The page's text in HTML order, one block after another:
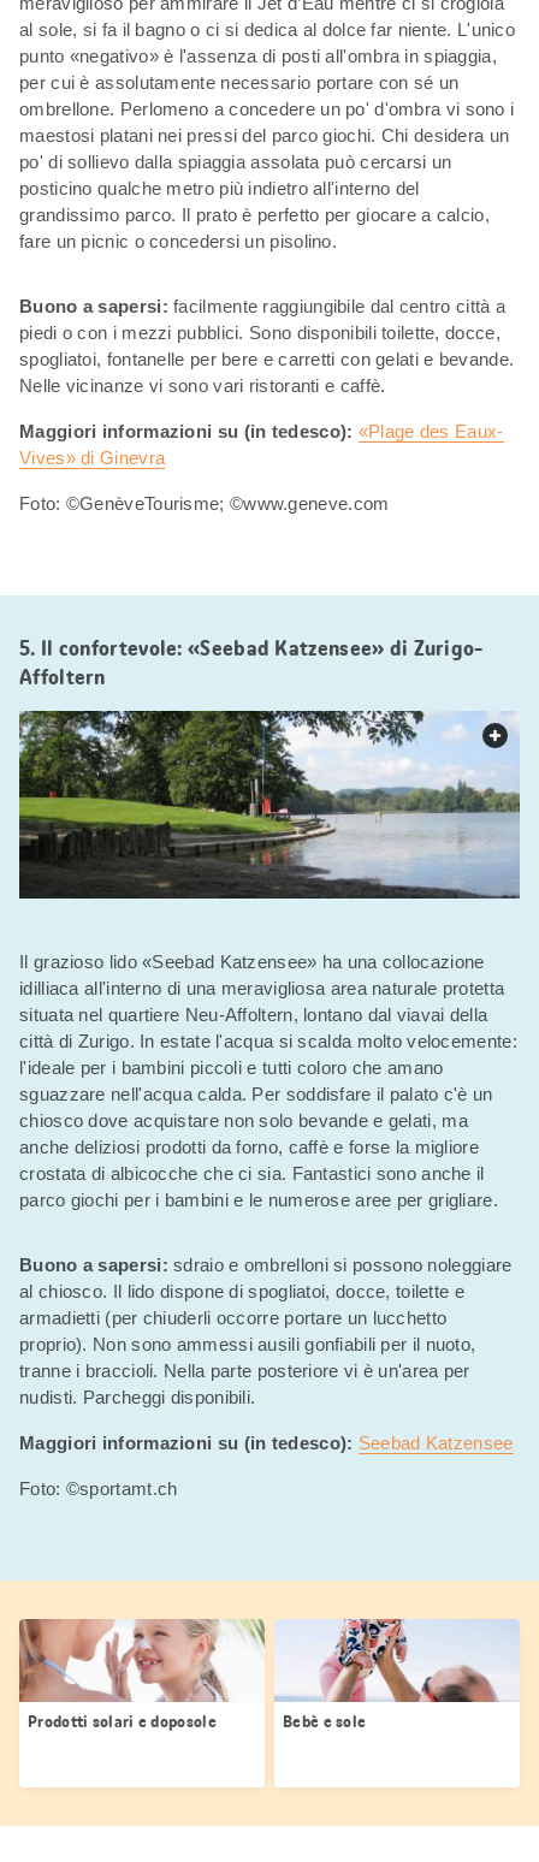
al sole, si fa il bagno o ci si dedica al dolce far niente. L'unico
punto «negativo» è l'assenza di posti all'ombra in spiaggia,
per cui è assolutamente necessario portare con sé un
ombrellone. Perlomeno a concedere un po' d'ombra vi sono i
maestosi platani nei pressi del parco giochi. Chi desidera un
po' di sollievo dalla spiaggia assolata può cercarsi un
posticino qualche metro più indietro all'interno del
grandissimo parco. Il prato è perfetto per giocare a calcio,
fare un picnic o concedersi un pisolino.
Buono a sapersi: facilmente raggiungibile dal centro città a
piedi o con i mezzi pubblici. Sono disponibili toilette, docce,
spogliatoi, fontanelle per bere e carretti con gelati e bevande.
Nelle vicinanze vi sono vari ristoranti e caffè.
Maggiori informazioni su (in tedesco): «Plage des Eaux-
Vives» di Ginevra
Foto: ©GenèveTourisme; ©www.geneve.com
5. Il confortevole: «Seebad Katzensee» di Zurigo-
Affoltern
Il grazioso lido «Seebad Katzensee» ha una collocazione
idilliaca all'interno di una meravigliosa area naturale protetta
situata nel quartiere Neu-Affoltern, lontano dal viavai della
città di Zurigo. In estate l'acqua si scalda molto velocemente:
l'ideale per i bambini piccoli e tutti coloro che amano
sguazzare nell'acqua calda. Per soddisfare il palato c'è un
chiosco dove acquistare non solo bevande e gelati, ma
anche deliziosi prodotti da forno, caffè e forse la migliore
crostata di albicocche che ci sia. Fantastici sono anche il
parco giochi per i bambini e le numerose aree per grigliare.
Buono a sapersi:sdraio e ombrelloni si possono noleggiare
al chiosco. Il lido dispone di spogliatoi, docce, toilette e
armadietti (per chiuderli occorre portare un lucchetto
proprio). Non sono ammessi ausili gonfiabili per il nuoto,
tranne i braccioli. Nella parte posteriore vi è un'area per
nudisti. Parcheggi disponibili.
Maggiori informazioni su (in tedesco): Seebad Katzensee
Foto: ©sportamt.ch
Prodotti solari e doposole Bebè e sole